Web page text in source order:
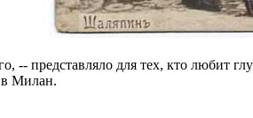
-- представляло для тех, кто любит
Милан.